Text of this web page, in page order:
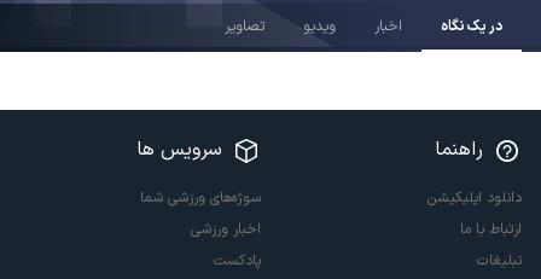
در یک نگاه اخبار ویدیو تصاویر
راهنما
دانلود اپلیکیشن
ارتباط با ما
تبلیغات
سرویس ها
سوژه‌های ورزشی شما
اخبار ورزشی
پادکست